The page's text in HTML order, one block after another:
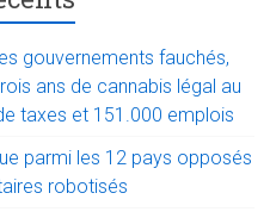
gouvernements fauchés,
ans de cannabis légal au
taxes et 151.000 emplois
parmi les 12 pays opposés
robotisés